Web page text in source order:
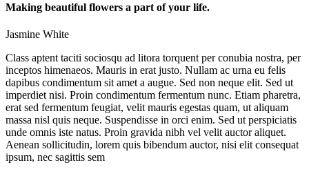
Making beautiful flowers a part of your life.
Jasmine White
Class aptent taciti sociosqu ad litora torquent per conubia nostra, per
inceptos himenaeos. Mauris in erat justo. Nullam ac urna eu felis
dapibus condimentum sit amet a augue. Sed non neque elit. Sed ut
imperdiet nisi. Proin condimentum fermentum nunc. Etiam pharetra,
erat sed fermentum feugiat, velit mauris egestas quam, ut aliquam
massa nisl quis neque. Suspendisse in orci enim. Sed ut perspiciatis
unde omnis iste natus. Proin gravida nibh vel velit auctor aliquet.
Aenean sollicitudin, lorem quis bibendum auctor, nisi elit consequat
ipsum, nec sagittis sem